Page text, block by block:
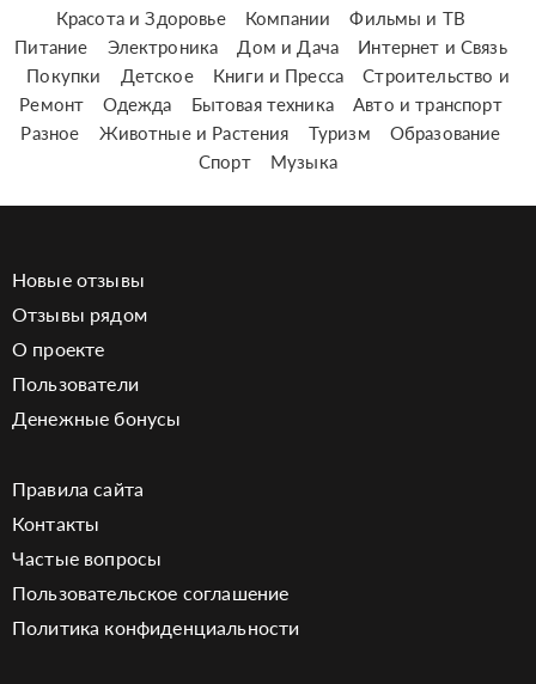
Красота и Здоровье Компании
Фильмы и ТВ
Питание
Электроника Дом и Дача
Интернет и Связь
Покупки
Детское Книги и Пресса
Строительство и
Ремонт
Одежда Бытовая техника
Авто и транспорт
Разное
Животные и Растения Туризм
Образование
Спорт
Музыка
Новые отзывы
Отзывы рядом
О проекте
Пользователи
Денежные бонусы
Правила сайта
Контакты
Частые вопросы
Пользовательское соглашение
Политика конфиденциальности